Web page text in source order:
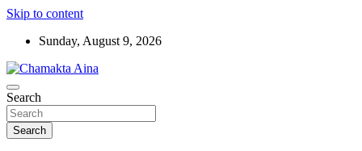
Skip to content
Sunday, August 9, 2026
Chamakta Aina
Hindi News Paper – Jharkhand
Search
Search